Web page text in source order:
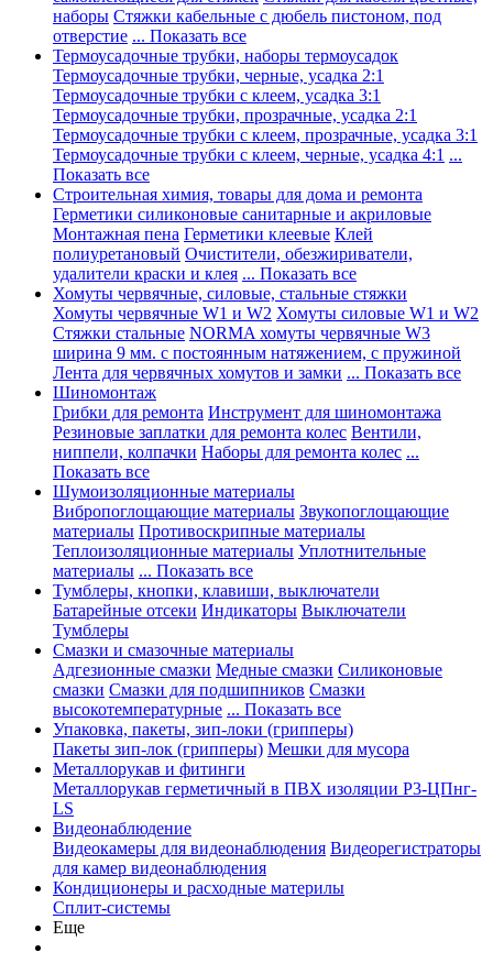
наборы Стяжки кабельные с дюбель пистоном, под
отверстие ... Показать все
Термоусадочные трубки, наборы термоусадок
Термоусадочные трубки, черные, усадка 2:1
Термоусадочные трубки с клеем, усадка 3:1
Термоусадочные трубки, прозрачные, усадка 2:1
Термоусадочные трубки с клеем, прозрачные, усадка 3:1
Термоусадочные трубки с клеем, черные, усадка 4:1 ...
Показать все
Строительная химия, товары для дома и ремонта
Герметики силиконовые санитарные и акриловые
Монтажная пена Герметики клеевые Клей
полиуретановый Очистители, обезжириватели,
удалители краски и клея ... Показать все
Хомуты червячные, силовые, стальные стяжки
Хомуты червячные W1 и W2 Хомуты силовые W1 и W2
Стяжки стальные NORMA хомуты червячные W3
ширина 9 мм. с постоянным натяжением, с пружиной
Лента для червячных хомутов и замки ... Показать все
Шиномонтаж
Грибки для ремонта Инструмент для шиномонтажа
Резиновые заплатки для ремонта колес Вентили,
ниппели, колпачки Наборы для ремонта колес ...
Показать все
Шумоизоляционные материалы
Вибропоглощающие материалы Звукопоглощающие
материалы Противоскрипные материалы
Теплоизоляционные материалы Уплотнительные
материалы ... Показать все
Тумблеры, кнопки, клавиши, выключатели
Батарейные отсеки Индикаторы Выключатели
Тумблеры
Смазки и смазочные материалы
Адгезионные смазки Медные смазки Силиконовые
смазки Смазки для подшипников Смазки
высокотемпературные ... Показать все
Упаковка, пакеты, зип-локи (грипперы)
Пакеты зип-лок (грипперы) Мешки для мусора
Металлорукав и фитинги
Металлорукав герметичный в ПВХ изоляции Р3-ЦПнг-
LS
Видеонаблюдение
Видеокамеры для видеонаблюдения Видеорегистраторы
для камер видеонаблюдения
Кондиционеры и расходные материлы
Сплит-системы
Еще